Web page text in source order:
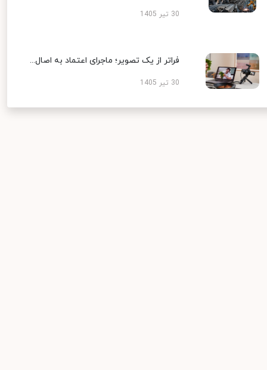
30 تیر 1405
فراتر از یک تصویر؛ ماجرای اعتماد به اصال...
30 تیر 1405